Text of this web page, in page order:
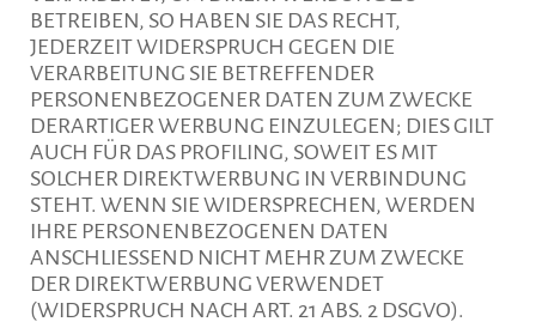
BETREIBEN, SO HABEN SIE DAS RECHT,
JEDERZEIT WIDERSPRUCH GEGEN DIE
VERARBEITUNG SIE BETREFFENDER
PERSONENBEZOGENER DATEN ZUM ZWECKE
DERARTIGER WERBUNG EINZULEGEN; DIES GILT
AUCH FÜR DAS PROFILING, SOWEIT ES MIT
SOLCHER DIREKTWERBUNG IN VERBINDUNG
STEHT. WENN SIE WIDERSPRECHEN, WERDEN
IHRE PERSONENBEZOGENEN DATEN
ANSCHLIESSEND NICHT MEHR ZUM ZWECKE
DER DIREKTWERBUNG VERWENDET
(WIDERSPRUCH NACH ART. 21 ABS. 2 DSGVO).